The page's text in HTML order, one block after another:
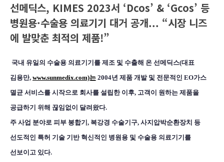
선메딕스, KIMES 2023서 ‘Dcos’ & ‘Gcos’ 등
병원용·수술용 의료기기 대거 공개... “시장 니즈
에 발맞춘 최적의 제품!”
국내 유일의 수술용 의료기기를 제조 및 수출해 온 선메딕스(대표
김용만, www.sunmedix.com)는 2004년 제품 개발 및 전문적인 EO가스
멸균 서비스를 시작으로 회사를 설립한 이후, 고객이 원하는 제품을
공급하기 위해 끊임없이 달려왔다.
주 사업 분야로 피부 봉합기, 복강경 수술기구, 사지압박순환장치 등
선도적인 특허 기술 기반 혁신적인 병원용 및 수술용 의료기기를
선보이고 있다.